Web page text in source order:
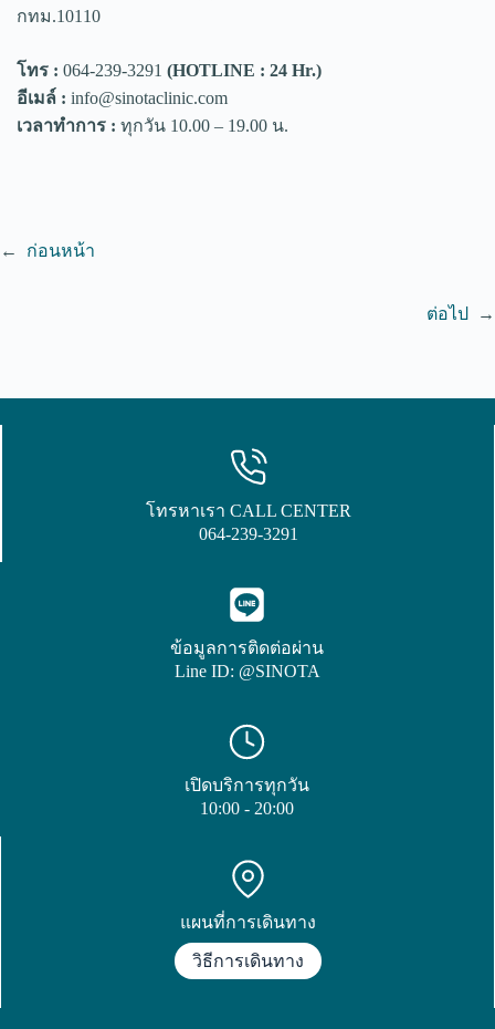
กทม.10110
โทร : 064-239-3291 (HOTLINE : 24 Hr.)
อีเมล์ : info@sinotaclinic.com
เวลาทำการ : ทุกวัน 10.00 – 19.00 น.
← ก่อนหน้า
ต่อไป →
โทรหาเรา CALL CENTER
064-239-3291
ข้อมูลการติดต่อผ่าน
Line ID: @SINOTA
เปิดบริการทุกวัน
10:00 - 20:00
แผนที่การเดินทาง
วิธีการเดินทาง